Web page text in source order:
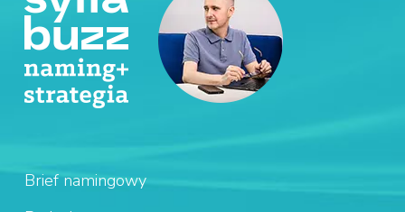
Brief namingowy